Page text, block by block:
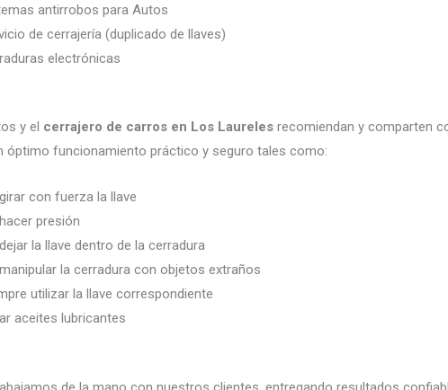
antirrobos para Autos
de cerrajería (duplicado de llaves)
electrónicas
y el cerrajero de carros en Los Laureles recomiendan y comparten
óptimo funcionamiento práctico y seguro tales como:
con fuerza la llave
presión
la llave dentro de la cerradura
la cerradura con objetos extraños
utilizar la llave correspondiente
aceites lubricantes